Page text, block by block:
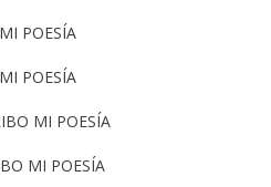
POESÍA
POESÍA
MI POESÍA
MI POESÍA